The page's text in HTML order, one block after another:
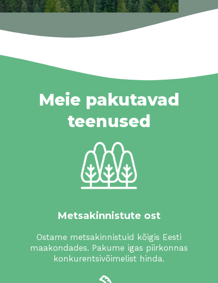
Meie pakutavad
teenused
Metsakinnistute ost
Ostame metsakinnistuid kõigis Eesti
maakondades. Pakume igas piirkonnas
konkurentsivõimelist hinda.